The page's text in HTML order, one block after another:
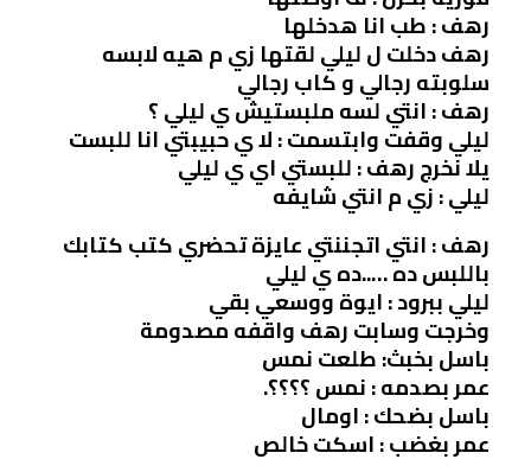
رهف : طب انا هدخلها
رهف دخلت ل ليلي لقتها زي م هيه لابسه
سلوبته رجالي و كاب رجالي
رهف : انتي لسه ملبستيش ي ليلي ؟
ليلي وقفت وابتسمت : لا ي حبيبتي انا للبست
يلا نخرج رهف : للبستي اي ي ليلي
ليلي : زي م انتي شايفه
رهف : انتي اتجننتي عايزة تحضري كتب كتابك
باللبس ده …..ده ي ليلي
ليلي ببرود : ايوة ووسعي بقي
وخرجت وسابت رهف واقفه مصدومة
باسل بخبث: طلعت نمس
عمر بصدمه : نمس ؟؟؟؟.
باسل بضحك : اومال
عمر بغضب : اسكت خالص